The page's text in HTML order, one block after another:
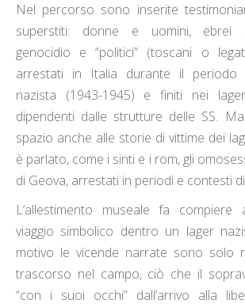
Nel percorso sono inserite
superstiti: donne e uomini, ebrei
genocidio e “politici” (toscani o
arrestati in Italia durante il periodo
nazista (1943-1945) e finiti nei
dipendenti dalle strutture delle SS.
spazio anche alle storie di vittime dei
è parlato, come i sinti e i rom, gli
di Geova, arrestati in periodi e contesti
L’allestimento museale fa compiere
viaggio simbolico dentro un lager
motivo le vicende narrate sono solo
trascorso nel campo, ciò che il
“con i suoi occhi” dall’arrivo alla